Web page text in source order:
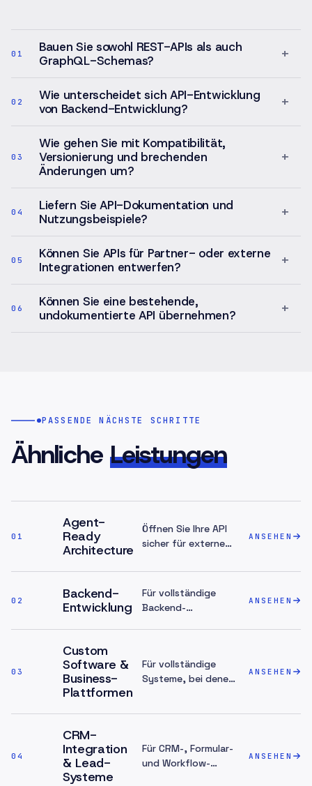
01
Bauen Sie sowohl REST-APIs als auch
GraphQL-Schemas?
+
02
Wie unterscheidet sich API-Entwicklung
von Backend-Entwicklung?
+
03
Wie gehen Sie mit Kompatibilität,
Versionierung und brechenden
Änderungen um?
+
04
Liefern Sie API-Dokumentation und
Nutzungsbeispiele?
+
05
Können Sie APIs für Partner- oder externe
Integrationen entwerfen?
+
06
Können Sie eine bestehende,
undokumentierte API übernehmen?
+
PASSENDE NÄCHSTE SCHRITTE
Ähnliche Leistungen
01
Agent-
Ready
Architecture
Öffnen Sie Ihre API
sicher für externe
LLMs — MCP-
Endpunkte,
granulare
Audit bei jeder
ANSEHEN
02
Backend-
Entwicklung
Für vollständige
Backend-
und
Produktionszuverlässigkeit
ANSEHEN
03
Custom
Software &
Business-
Plattformen
Für vollständige
Systeme, bei denen
ANSEHEN
04
CRM-
Integration
& Lead-
Systeme
Für CRM-, Formular-
und Workflow-
ANSEHEN